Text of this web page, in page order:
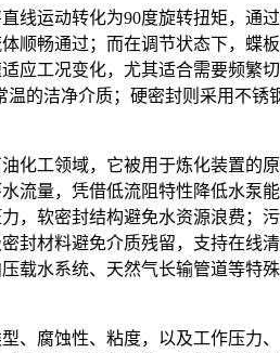
运动转化为90度旋转扭矩，通
畅通过；而在调节状态下，蝶
应工况变化，尤其适合需要频繁
的洁净介质；硬密封则采用不锈
化工领域，它被用于炼化装置的
流量，凭借低流阻特性降低水泵
，软密封结构避免水资源浪费；
封材料避免介质残留，支持在线
载水系统、天然气长输管道等特
、腐蚀性、粘度，以及工作压力